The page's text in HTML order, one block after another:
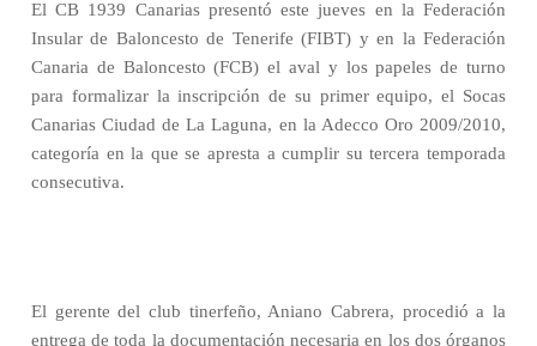
El CB 1939 Canarias presentó este jueves en la Federación
Insular de Baloncesto de Tenerife (FIBT) y en la Federación
Canaria de Baloncesto (FCB) el aval y los papeles de turno
para formalizar la inscripción de su primer equipo, el Socas
Canarias Ciudad de La Laguna, en la Adecco Oro 2009/2010,
categoría en la que se apresta a cumplir su tercera temporada
consecutiva.
El gerente del club tinerfeño, Aniano Cabrera, procedió a la
entrega de toda la documentación necesaria en los dos órganos